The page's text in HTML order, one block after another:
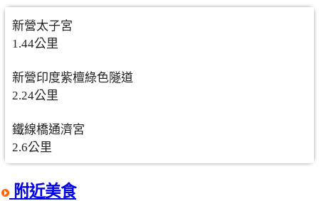
新營太子宮
1.44公里
新營印度紫檀綠色隧道
2.24公里
鐵線橋通濟宮
2.6公里
附近美食